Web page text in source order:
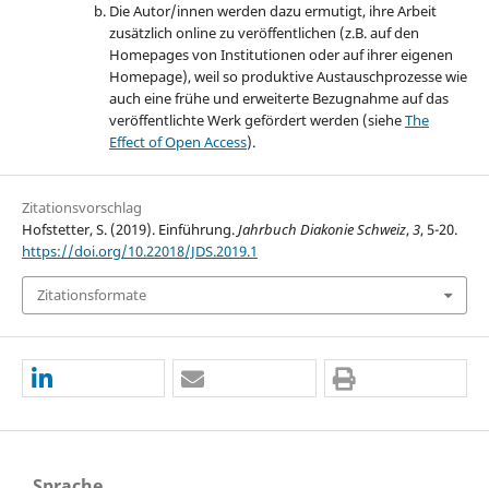
Die Autor/innen werden dazu ermutigt, ihre Arbeit
zusätzlich online zu veröffentlichen (z.B. auf den
Homepages von Institutionen oder auf ihrer eigenen
Homepage), weil so produktive Austauschprozesse wie
auch eine frühe und erweiterte Bezugnahme auf das
veröffentlichte Werk gefördert werden (sieheThe
Effect of Open Access).
Zitationsvorschlag
Hofstetter, S. (2019). Einführung.Jahrbuch Diakonie Schweiz,3, 5-20.
https://doi.org/10.22018/JDS.2019.1
Zitationsformate